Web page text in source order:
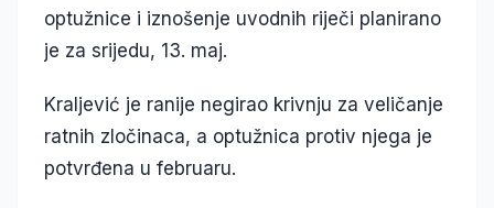
optužnice i iznošenje uvodnih riječi planirano
je za srijedu, 13. maj.
Kraljević je ranije negirao krivnju za veličanje
ratnih zločinaca, a optužnica protiv njega je
potvrđena u februaru.